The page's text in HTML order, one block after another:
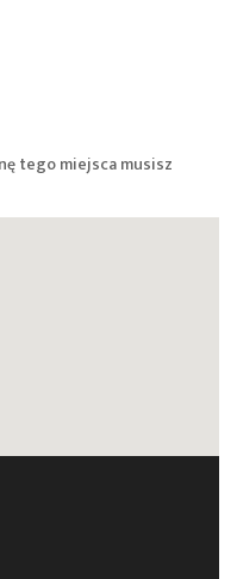
tego miejsca musisz